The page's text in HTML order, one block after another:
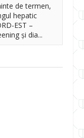
de termen,
hepatic
EST –
și dia...